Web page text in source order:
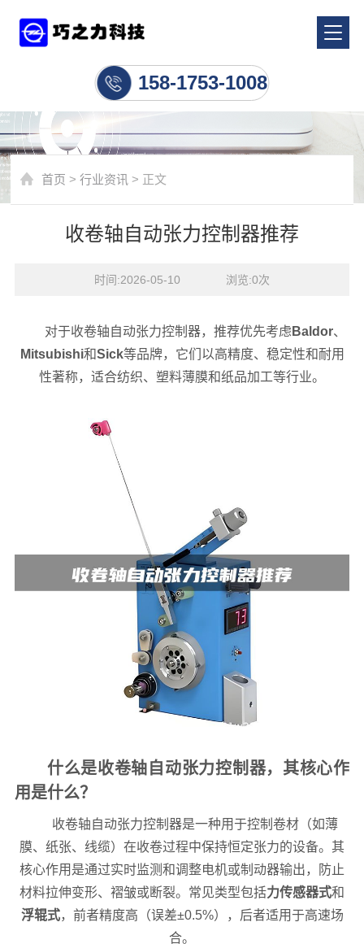
158-1753-1008
首页 >行业资讯 > 正文
收卷轴自动张力控制器推荐
时间:2026-05-10    浏览:0次
对于收卷轴自动张力控制器，推荐优先考虑 Baldor、
Mitsubishi和Sick等品牌，它们以高精度、稳定性和耐用
性著称，适合纺织、塑料薄膜和纸品加工等行业。
什么是收卷轴自动张力控制器，其核心作
用是什么？
收卷轴自动张力控制器是一种用于控制卷材（如薄
膜、纸张、线缆）在收卷过程中保持恒定张力的设备。其
核心作用是通过实时监测和调整电机或制动器输出，防止
材料拉伸变形、褶皱或断裂。常见类型包括力传感器式和
浮辊式，前者精度高（误差±0.5%），后者适用于高速场
合。